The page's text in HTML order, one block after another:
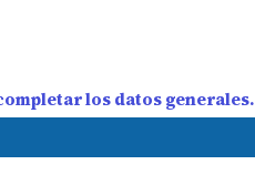
los datos generales.